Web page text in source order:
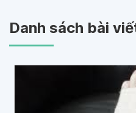
Danh sách bài